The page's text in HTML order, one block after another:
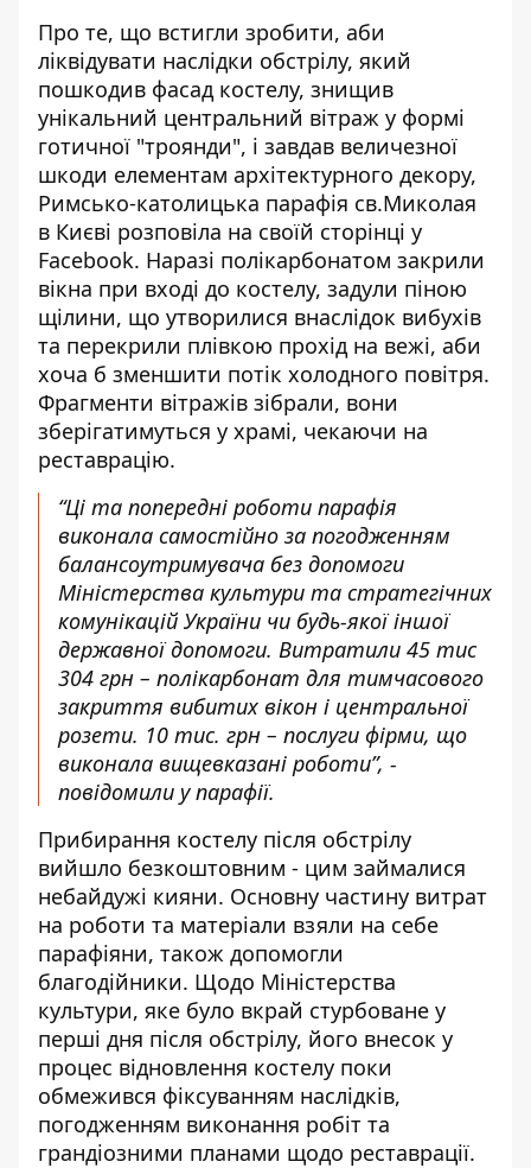
Про те, що встигли зробити, аби
ліквідувати наслідки обстрілу, який
пошкодив фасад костелу, знищив
унікальний центральний вітраж у формі
готичної "троянди", і завдав величезної
шкоди елементам архітектурного декору,
Римсько-католицька парафія св.Миколая
в Києві розповіла на своїй сторінці у
Facebook. Наразі полікарбонатом закрили
вікна при вході до костелу, задули піною
щілини, що утворилися внаслідок вибухів
та перекрили плівкою прохід на вежі, аби
хоча б зменшити потік холодного повітря.
Фрагменти вітражів зібрали, вони
зберігатимуться у храмі, чекаючи на
реставрацію.
“Ці та попередні роботи парафія
виконала самостійно за погодженням
балансоутримувача без допомоги
Міністерства культури та стратегічних
комунікацій України чи будь-якої іншої
державної допомоги. Витратили 45 тис
304 грн – полікарбонат для тимчасового
закриття вибитих вікон і центральної
розети. 10 тис. грн – послуги фірми, що
виконала вищевказані роботи”, -
повідомили у парафії.
Прибирання костелу після обстрілу
вийшло безкоштовним - цим займалися
небайдужі кияни. Основну частину витрат
на роботи та матеріали взяли на себе
парафіяни, також допомогли
благодійники. Щодо Міністерства
культури, яке було вкрай стурбоване у
перші дня після обстрілу, його внесок у
процес відновлення костелу поки
обмежився фіксуванням наслідків,
погодженням виконання робіт та
грандіозними планами щодо реставрації.